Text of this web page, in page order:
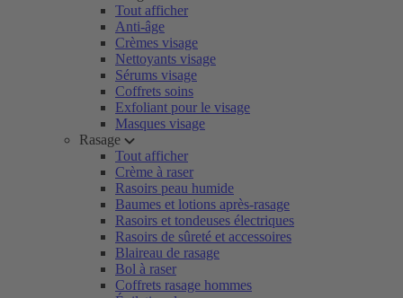
Tout afficher
Anti-âge
Crèmes visage
Nettoyants visage
Sérums visage
Coffrets soins
Exfoliant pour le visage
Masques visage
Rasage
Tout afficher
Crème à raser
Rasoirs peau humide
Baumes et lotions après-rasage
Rasoirs et tondeuses électriques
Rasoirs de sûreté et accessoires
Blaireau de rasage
Bol à raser
Coffrets rasage hommes